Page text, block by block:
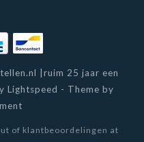
|ruim 25 jaar een
Lightspeed - Theme by
of klantbeoordelingen at